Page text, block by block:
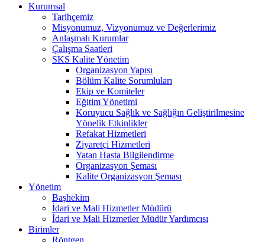
Kurumsal
Tarihçemiz
Misyonumuz, Vizyonumuz ve Değerlerimiz
Anlaşmalı Kurumlar
Çalışma Saatleri
SKS Kalite Yönetim
Organizasyon Yapısı
Bölüm Kalite Sorumluları
Ekip ve Komiteler
Eğitim Yönetimi
Koruyucu Sağlık ve Sağlığın Geliştirilmesine
Yönelik Etkinlikler
Refakat Hizmetleri
Ziyaretçi Hizmetleri
Yatan Hasta Bilgilendirme
Organizasyon Şeması
Kalite Organizasyon Şeması
Yönetim
Başhekim
İdari ve Mali Hizmetler Müdürü
İdari ve Mali Hizmetler Müdür Yardımcısı
Birimler
Röntgen